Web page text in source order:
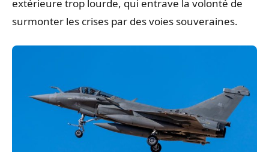
extérieure trop lourde, qui entrave la volonté de
surmonter les crises par des voies souveraines.